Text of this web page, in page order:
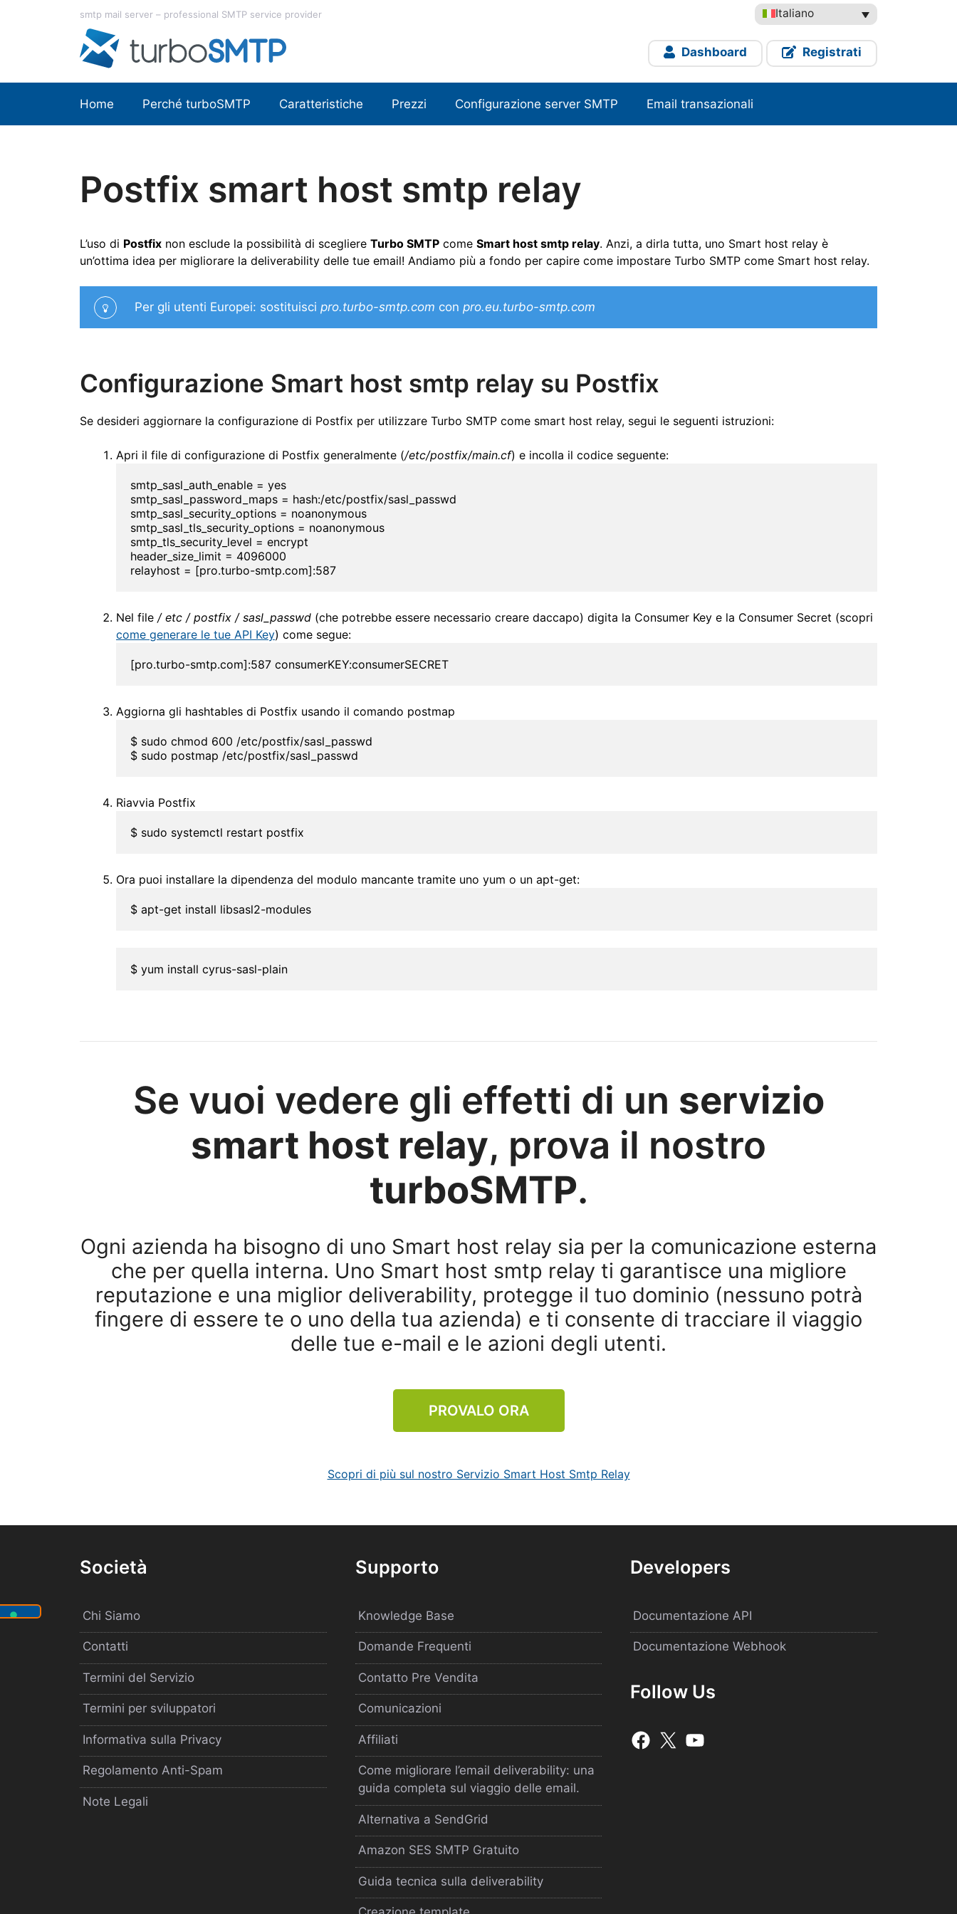
Italiano
smtp mail server – professional SMTP service provider
Dashboard Registrati
Home Perché turboSMTP Caratteristiche Prezzi Configurazione server SMTP Email transazionali
Postfix smart host smtp relay
L’uso di Postfix non esclude la possibilità di scegliere Turbo SMTP come Smart host smtp relay. Anzi, a dirla tutta, uno Smart host relay è
un’ottima idea per migliorare la deliverability delle tue email! Andiamo più a fondo per capire come impostare Turbo SMTP come Smart host relay.
Per gli utenti Europei: sostituisci pro.turbo-smtp.com con pro.eu.turbo-smtp.com
Configurazione Smart host smtp relay su Postfix
Se desideri aggiornare la configurazione di Postfix per utilizzare Turbo SMTP come smart host relay, segui le seguenti istruzioni:
Apri il file di configurazione di Postfix generalmente (/etc/postfix/main.cf) e incolla il codice seguente:
smtp_sasl_auth_enable = yes
smtp_sasl_password_maps = hash:/etc/postfix/sasl_passwd
smtp_sasl_security_options = noanonymous
smtp_sasl_tls_security_options = noanonymous
smtp_tls_security_level = encrypt
header_size_limit = 4096000
relayhost = [pro.turbo-smtp.com]:587
Nel file / etc / postfix / sasl_passwd (che potrebbe essere necessario creare daccapo) digita la Consumer Key e la Consumer Secret (scopri
come generare le tue API Key) come segue:
[pro.turbo-smtp.com]:587 consumerKEY:consumerSECRET
Aggiorna gli hashtables di Postfix usando il comando postmap
$ sudo chmod 600 /etc/postfix/sasl_passwd
$ sudo postmap /etc/postfix/sasl_passwd
Riavvia Postfix
$ sudo systemctl restart postfix
Ora puoi installare la dipendenza del modulo mancante tramite uno yum o un apt-get:
$ apt-get install libsasl2-modules
$ yum install cyrus-sasl-plain
Se vuoi vedere gli effetti di un servizio
smart host relay, prova il nostro
turboSMTP.
Ogni azienda ha bisogno di uno Smart host relay sia per la comunicazione esterna
che per quella interna. Uno Smart host smtp relay ti garantisce una migliore
reputazione e una miglior deliverability, protegge il tuo dominio (nessuno potrà
fingere di essere te o uno della tua azienda) e ti consente di tracciare il viaggio
delle tue e-mail e le azioni degli utenti.
PROVALO ORA
Scopri di più sul nostro Servizio Smart Host Smtp Relay
Società
Chi Siamo
Contatti
Termini del Servizio
Termini per sviluppatori
Informativa sulla Privacy
Regolamento Anti-Spam
Note Legali
Supporto
Knowledge Base
Domande Frequenti
Contatto Pre Vendita
Comunicazioni
Affiliati
Come migliorare l’email deliverability: una
guida completa sul viaggio delle email.
Alternativa a SendGrid
Amazon SES SMTP Gratuito
Guida tecnica sulla deliverability
Developers
Documentazione API
Documentazione Webhook
Follow Us